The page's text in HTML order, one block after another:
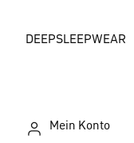
DEEPSLEEPWEAR
Mein Konto